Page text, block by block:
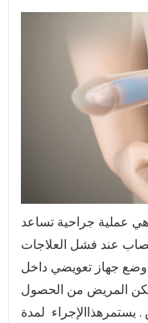
عملية جراحية تساعد
عند فشل العلاجات
وضع جهاز تعويضي داخل
المريض من الحصول
لمدة